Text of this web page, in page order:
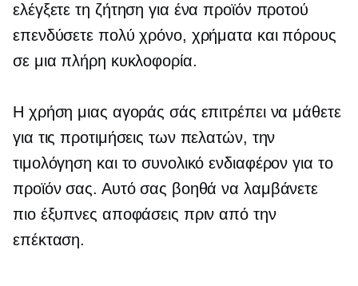
ελέγξετε τη ζήτηση για ένα προϊόν προτού
επενδύσετε πολύ χρόνο, χρήματα και πόρους
σε μια πλήρη κυκλοφορία.
Η χρήση μιας αγοράς σάς επιτρέπει να μάθετε
για τις προτιμήσεις των πελατών, την
τιμολόγηση και το συνολικό ενδιαφέρον για το
προϊόν σας. Αυτό σας βοηθά να λαμβάνετε
πιο έξυπνες αποφάσεις πριν από την
επέκταση.